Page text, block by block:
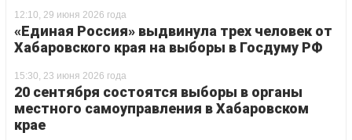
12:10, 29 июня 2026 года
«Единая Россия» выдвинула трех человек от
Хабаровского края на выборы в Госдуму РФ
15:30, 23 июня 2026 года
20 сентября состоятся выборы в органы
местного самоуправления в Хабаровском
крае